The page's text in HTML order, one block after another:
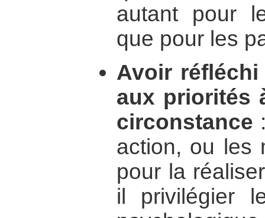
autant pour
que pour les
Avoir
aux priorités
circonstance
action, ou les
pour la
il privilégier